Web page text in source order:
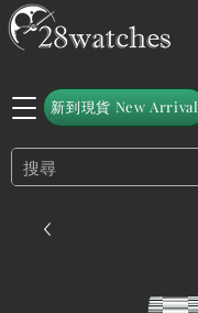
新到現貨 New Arrival